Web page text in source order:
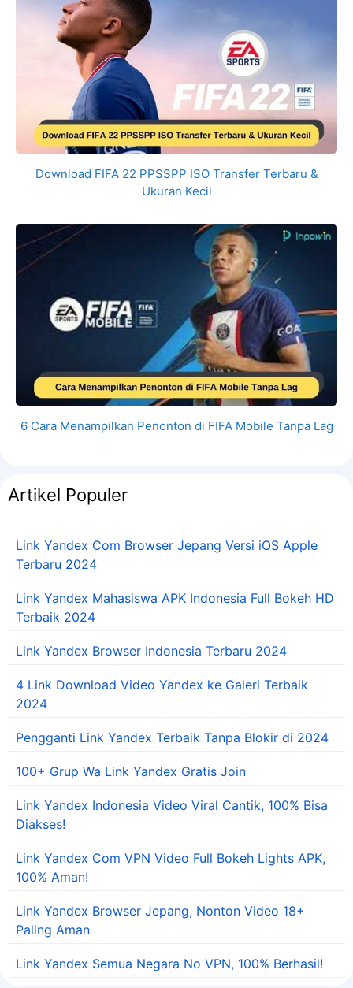
Download FIFA 22 PPSSPP ISO Transfer Terbaru &
Ukuran Kecil
6 Cara Menampilkan Penonton di FIFA Mobile Tanpa Lag
Artikel Populer
Link Yandex Com Browser Jepang Versi iOS Apple
Terbaru 2024
Link Yandex Mahasiswa APK Indonesia Full Bokeh HD
Terbaik 2024
Link Yandex Browser Indonesia Terbaru 2024
4 Link Download Video Yandex ke Galeri Terbaik
2024
Pengganti Link Yandex Terbaik Tanpa Blokir di 2024
100+ Grup Wa Link Yandex Gratis Join
Link Yandex Indonesia Video Viral Cantik, 100% Bisa
Diakses!
Link Yandex Com VPN Video Full Bokeh Lights APK,
100% Aman!
Link Yandex Browser Jepang, Nonton Video 18+
Paling Aman
Link Yandex Semua Negara No VPN, 100% Berhasil!